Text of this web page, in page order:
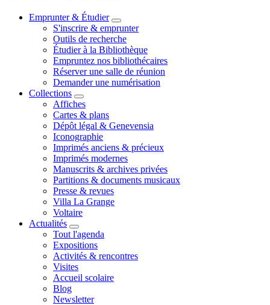
Emprunter & Étudier
S'inscrire & emprunter
Outils de recherche
Étudier à la Bibliothèque
Empruntez nos bibliothécaires
Réserver une salle de réunion
Demander une numérisation
Collections
Affiches
Cartes & plans
Dépôt légal & Genevensia
Iconographie
Imprimés anciens & précieux
Imprimés modernes
Manuscrits & archives privées
Partitions & documents musicaux
Presse & revues
Villa La Grange
Voltaire
Actualités
Tout l'agenda
Expositions
Activités & rencontres
Visites
Accueil scolaire
Blog
Newsletter